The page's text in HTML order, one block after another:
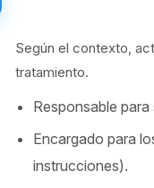
Según el contexto,
tratamiento.
Responsable
Encargado para
instrucciones).